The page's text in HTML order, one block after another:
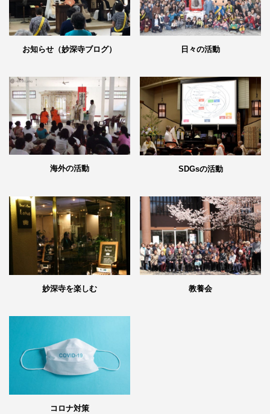
お知らせ（妙深寺ブログ） 日々の活動
海外の活動 SDGsの活動
妙深寺を楽しむ 教養会
コロナ対策